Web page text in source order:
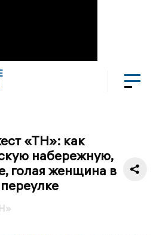
«ТН»: как
набережную,
голая женщина в